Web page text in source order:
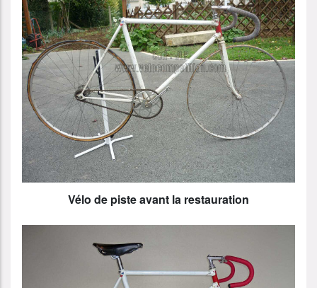
Vélo de piste avant la restauration